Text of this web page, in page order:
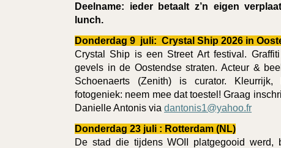
Deelname: ieder betaalt z’n eigen
lunch.
Donderdag 9 juli: Crystal Ship 2026 in
Crystal Ship is een Street Art festival.
gevels in de Oostendse straten. Acteur &
Schoenaerts (Zenith) is curator. Kleurrijk,
fotogeniek: neem mee dat toestel! Graag
Danielle Antonis via dantonis1@yahoo.fr
Donderdag 23 juli : Rotterdam (NL)
De stad die tijdens WOII platgegooid werd,